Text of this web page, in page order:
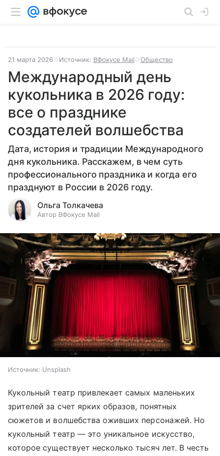
21 марта 2026 Источник: ВФокусе Mail Общество
Международный день
кукольника в 2026 году:
все о празднике
создателей волшебства
Дата, история и традиции Международного
дня кукольника. Расскажем, в чем суть
профессионального праздника и когда его
празднуют в России в 2026 году.
Ольга Толкачева
Автор ВФокусе Mail
Источник: Unsplash
Кукольный театр привлекает самых маленьких
зрителей за счет ярких образов, понятных
сюжетов и волшебства оживших персонажей. Но
кукольный театр — это уникальное искусство,
которое существует несколько тысяч лет. В честь